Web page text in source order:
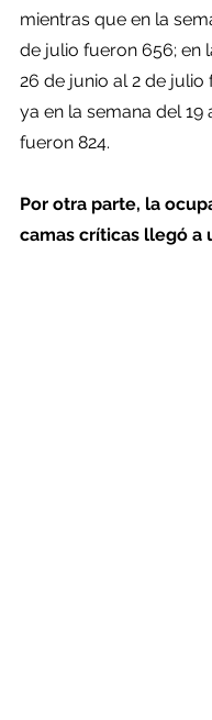
mientras que en la
de julio fueron 656; en
26 de junio al 2 de julio
ya en la semana del 19
fueron 824.
Por otra parte, la
camas críticas llegó a